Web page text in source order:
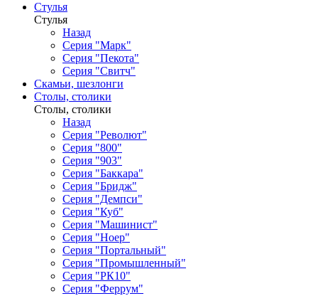
Стулья
Стулья
Назад
Серия "Марк"
Серия "Пекота"
Серия "Свитч"
Скамьи, шезлонги
Столы, столики
Столы, столики
Назад
Серия "Револют"
Серия "800"
Серия "903"
Серия "Баккара"
Серия "Бридж"
Серия "Демпси"
Серия "Куб"
Серия "Машинист"
Серия "Ноер"
Серия "Портальный"
Серия "Промышленный"
Серия "РК10"
Серия "Феррум"